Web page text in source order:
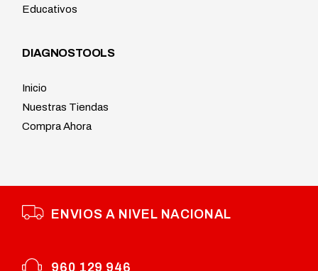
Educativos
DIAGNOSTOOLS
Inicio
Nuestras Tiendas
Compra Ahora
ENVIOS A NIVEL NACIONAL
960 129 946